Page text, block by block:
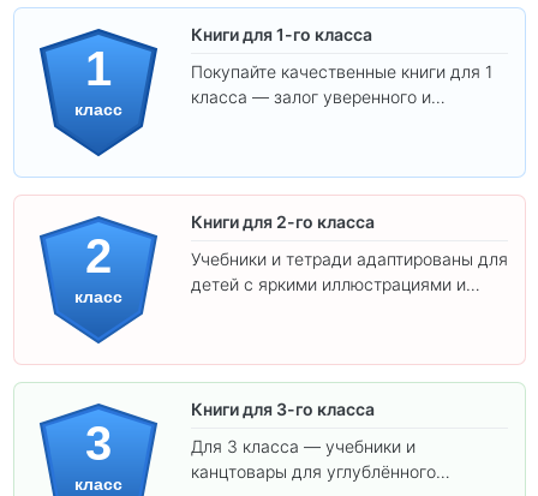
1
класс
Книги для 1-го класса
Покупайте качественные книги для 1
класса — залог уверенного и
2
класс
Книги для 2-го класса
Учебники и тетради адаптированы для
детей с яркими иллюстрациями и
3
класс
Книги для 3-го класса
Для 3 класса — учебники и
канцтовары для углублённого